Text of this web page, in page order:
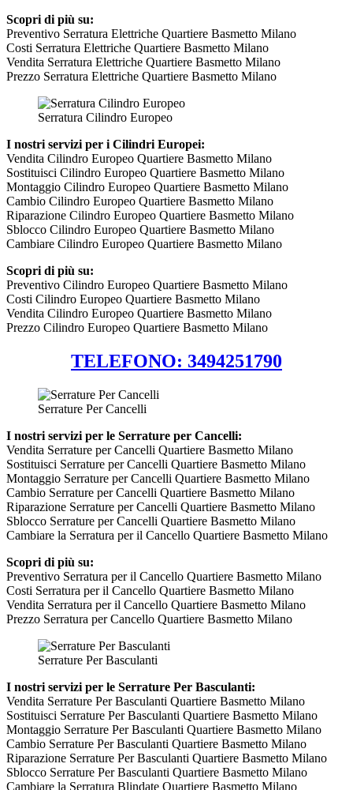
Scopri di più su:
Preventivo Serratura Elettriche Quartiere Basmetto Milano
Costi Serratura Elettriche Quartiere Basmetto Milano
Vendita Serratura Elettriche Quartiere Basmetto Milano
Prezzo Serratura Elettriche Quartiere Basmetto Milano
Serratura Cilindro Europeo
I nostri servizi per i Cilindri Europei:
Vendita Cilindro Europeo Quartiere Basmetto Milano
Sostituisci Cilindro Europeo Quartiere Basmetto Milano
Montaggio Cilindro Europeo Quartiere Basmetto Milano
Cambio Cilindro Europeo Quartiere Basmetto Milano
Riparazione Cilindro Europeo Quartiere Basmetto Milano
Sblocco Cilindro Europeo Quartiere Basmetto Milano
Cambiare Cilindro Europeo Quartiere Basmetto Milano
Scopri di più su:
Preventivo Cilindro Europeo Quartiere Basmetto Milano
Costi Cilindro Europeo Quartiere Basmetto Milano
Vendita Cilindro Europeo Quartiere Basmetto Milano
Prezzo Cilindro Europeo Quartiere Basmetto Milano
TELEFONO: 3494251790
Serrature Per Cancelli
I nostri servizi per le Serrature per Cancelli:
Vendita Serrature per Cancelli Quartiere Basmetto Milano
Sostituisci Serrature per Cancelli Quartiere Basmetto Milano
Montaggio Serrature per Cancelli Quartiere Basmetto Milano
Cambio Serrature per Cancelli Quartiere Basmetto Milano
Riparazione Serrature per Cancelli Quartiere Basmetto Milano
Sblocco Serrature per Cancelli Quartiere Basmetto Milano
Cambiare la Serratura per il Cancello Quartiere Basmetto Milano
Scopri di più su:
Preventivo Serratura per il Cancello Quartiere Basmetto Milano
Costi Serratura per il Cancello Quartiere Basmetto Milano
Vendita Serratura per il Cancello Quartiere Basmetto Milano
Prezzo Serratura per Cancello Quartiere Basmetto Milano
Serrature Per Basculanti
I nostri servizi per le Serrature Per Basculanti:
Vendita Serrature Per Basculanti Quartiere Basmetto Milano
Sostituisci Serrature Per Basculanti Quartiere Basmetto Milano
Montaggio Serrature Per Basculanti Quartiere Basmetto Milano
Cambio Serrature Per Basculanti Quartiere Basmetto Milano
Riparazione Serrature Per Basculanti Quartiere Basmetto Milano
Sblocco Serrature Per Basculanti Quartiere Basmetto Milano
Cambiare la Serratura Blindate Quartiere Basmetto Milano